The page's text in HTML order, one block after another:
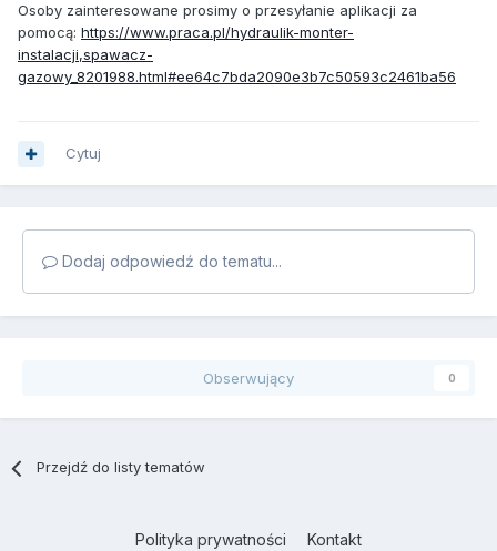
Osoby zainteresowane prosimy o przesyłanie aplikacji za
pomocą: https://www.praca.pl/hydraulik-monter-
instalacji,spawacz-
gazowy_8201988.html#ee64c7bda2090e3b7c50593c2461ba56
Cytuj
Dodaj odpowiedź do tematu...
Obserwujący 0
Przejdź do listy tematów
Polityka prywatności Kontakt